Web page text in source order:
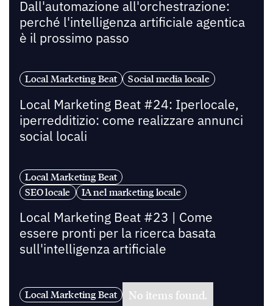
Dall'automazione all'orchestrazione:
perché l'intelligenza artificiale agentica
è il prossimo passo
Local Marketing Beat Social media locale
Local Marketing Beat #24: Iperlocale,
iperredditizio: come realizzare annunci
social locali
Local Marketing Beat
SEO locale
IA nel marketing locale
Local Marketing Beat #23 | Come
essere pronti per la ricerca basata
sull'intelligenza artificiale
Local Marketing Beat No items found.